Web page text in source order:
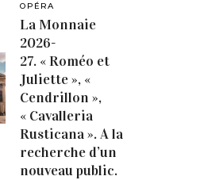
OPÉRA
La Monnaie
2026-
27. « Roméo et
Juliette », «
Cendrillon »,
« Cavalleria
Rusticana ». A la
recherche d’un
nouveau public.